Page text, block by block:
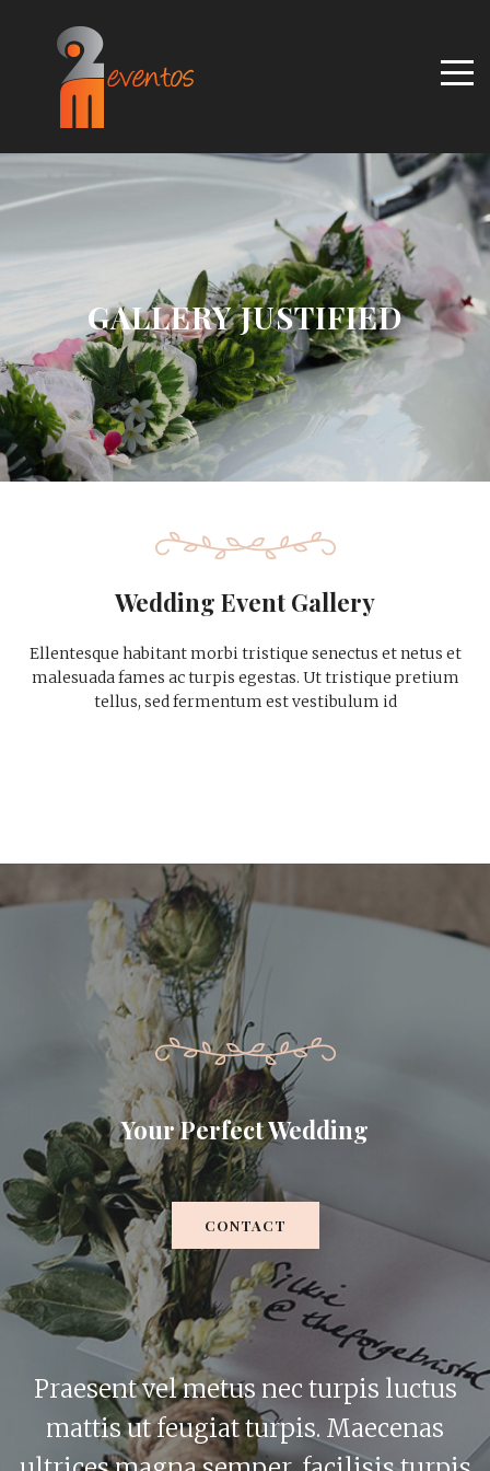
GALLERY JUSTIFIED
Wedding Event Gallery
Ellentesque habitant morbi tristique senectus et netus et
malesuada fames ac turpis egestas. Ut tristique pretium
tellus, sed fermentum est vestibulum id
Your Perfect Wedding
CONTACT
Praesent vel metus nec turpis luctus
mattis ut feugiat turpis. Maecenas